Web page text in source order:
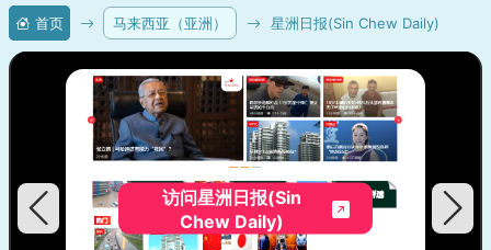
首页 马来西亚（亚洲） 星洲日报(Sin Chew Daily)
访问星洲日报(Sin
Chew Daily)